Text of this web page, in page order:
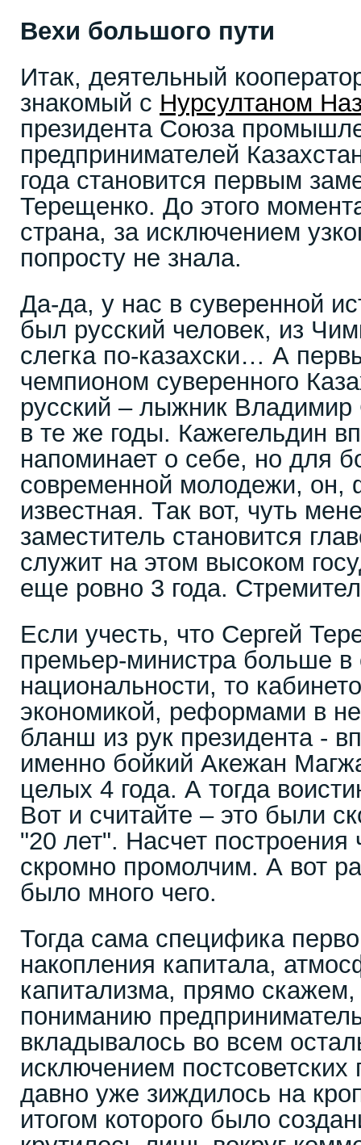
Вехи большого пути
Итак, деятельный
знакомый с Нурсултаном
президента Союза
предпринимателей
года становится первым
Терещенко. До этого
страна, за исключением
попросту не знала.
Да-да, у нас в суверенной
был русский человек, из
слегка по-казахски… А
чемпионом суверенного
русский – лыжник
в те же годы. Кажегельдин
напоминает о себе, но для
современной молодежи, он,
известная. Так вот, чуть
заместитель становится
служит на этом высоком
еще ровно 3 года.
Если учесть, что Сергей
премьер-министра больше в
национальности, то
экономикой, реформами в
бланш из рук президента -
именно бойкий Акежан
целых 4 года. А тогда
Вот и считайте – это были
"20 лет". Насчет построения
скромно промолчим. А вот
было много чего.
Тогда сама специфика
накопления капитала,
капитализма, прямо
пониманию
вкладывалось во всем
исключением постсоветских
давно уже зиждилось на
итогом которого было